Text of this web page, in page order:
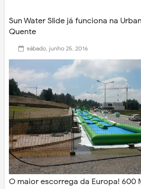
Sun Water Slide já funciona na
Quente
sábado, junho 25, 2016
O maior escorrega da Europa! 600